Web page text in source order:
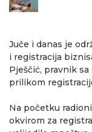
Juče i danas je
i registracija
Pješčić, pravnik
prilikom
Na početku
okvirom za